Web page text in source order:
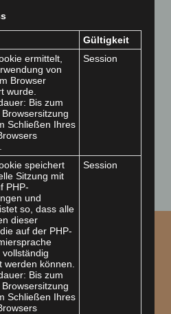
Einsatzstelle für
Gültigkeit
ermittelt,
von
Browser
wurde.
Bis zum
Schließen Ihres
Session
speichert
Sitzung mit
PHP-
und
so, dass alle
dieser
auf der PHP-
werden können.
Bis zum
Schließen Ihres
Session